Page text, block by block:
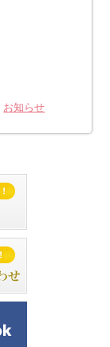
お知らせ